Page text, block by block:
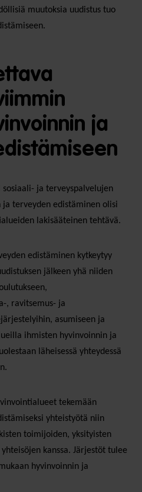
muutoksia uudistus tuo
ja
sosiaali- ja terveyspalvelujen
terveyden edistäminen olisi
lakisääteinen tehtävä.
edistäminen kytkeytyy
jälkeen yhä niiden
, ravitsemus- ja
asumiseen ja
ihmisten hyvinvoinnin ja
läheisessä yhteydessä
tekemään
yhteistyötä niin
toimijoiden, yksityisten
kanssa. Järjestöt tulee
hyvinvoinnin ja